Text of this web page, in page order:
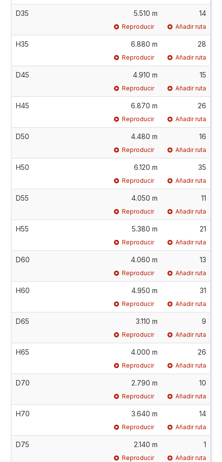
D35 5.510 m 14
Reproducir Añadir ruta
H35 6.880 m 28
Reproducir Añadir ruta
D45 4.910 m 15
Reproducir Añadir ruta
H45 6.870 m 26
Reproducir Añadir ruta
D50 4.480 m 16
Reproducir Añadir ruta
H50 6.120 m 35
Reproducir Añadir ruta
D55 4.050 m 11
Reproducir Añadir ruta
H55 5.380 m 21
Reproducir Añadir ruta
D60 4.060 m 13
Reproducir Añadir ruta
H60 4.950 m 31
Reproducir Añadir ruta
D65 3.110 m 9
Reproducir Añadir ruta
H65 4.000 m 26
Reproducir Añadir ruta
D70 2.790 m 10
Reproducir Añadir ruta
H70 3.640 m 14
Reproducir Añadir ruta
D75 2.140 m 1
Reproducir Añadir ruta